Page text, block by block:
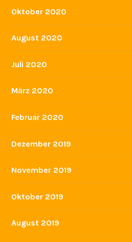
Oktober 2020
August 2020
Juli 2020
März 2020
Februar 2020
Dezember 2019
November 2019
Oktober 2019
August 2019